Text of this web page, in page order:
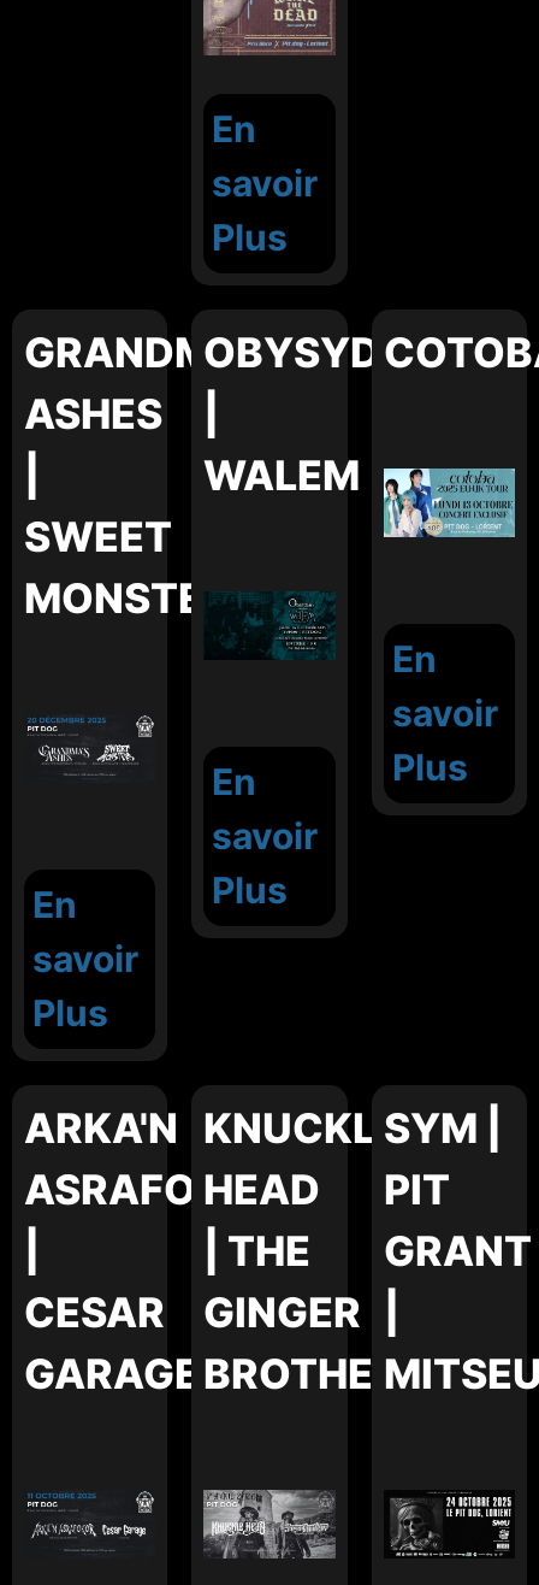
En
savoir
Plus
GRANDMA'S
ASHES
SWEET
MONSTERS
En
savoir
Plus
OBYSYDIAN
WALEM
En
savoir
Plus
En
savoir
Plus
ARKA'N
ASRAFOKOR
CESAR
GARAGE
KNUCKLE
HEAD
| THE
GINGER
BROTHERS
SYM |
PIT
GRANT